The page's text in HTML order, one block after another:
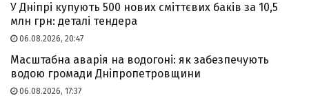
У Дніпрі купують 500 нових сміттєвих баків за 10,5
млн грн: деталі тендера
06.08.2026, 20:47
Масштабна аварія на водогоні: як забезпечують
водою громади Дніпропетровщини
06.08.2026, 17:37